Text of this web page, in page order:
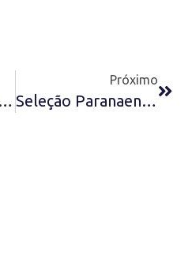
Brasileiro De Seleções (Sub-20) De 1978 – Paulistas 2×0 Paranaenses
Próximo
Seleção Paranaense Júnior (Sub-20) De 1976 – Goleiros